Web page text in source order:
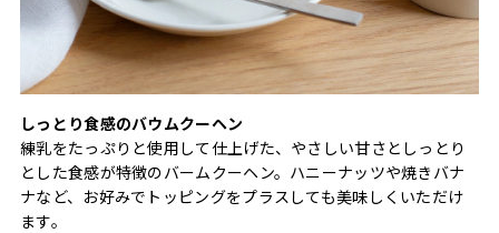
しっとり食感のバウムクーヘン
練乳をたっぷりと使用して仕上げた、やさしい甘さとしっとり
とした食感が特徴のバームクーヘン。ハニーナッツや焼きバナ
ナなど、お好みでトッピングをプラスしても美味しくいただけ
ます。